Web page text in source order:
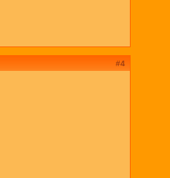
#4